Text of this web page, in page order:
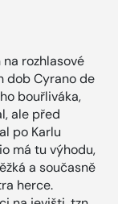
rozhlasové
dob Cyrano de
bouřliváka,
ale před
po Karlu
má tu výhodu,
a současně
herce.